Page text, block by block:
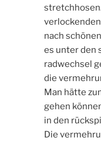
nach
es unter den
radwechsel
die
Man hätte
gehen
in den
Die